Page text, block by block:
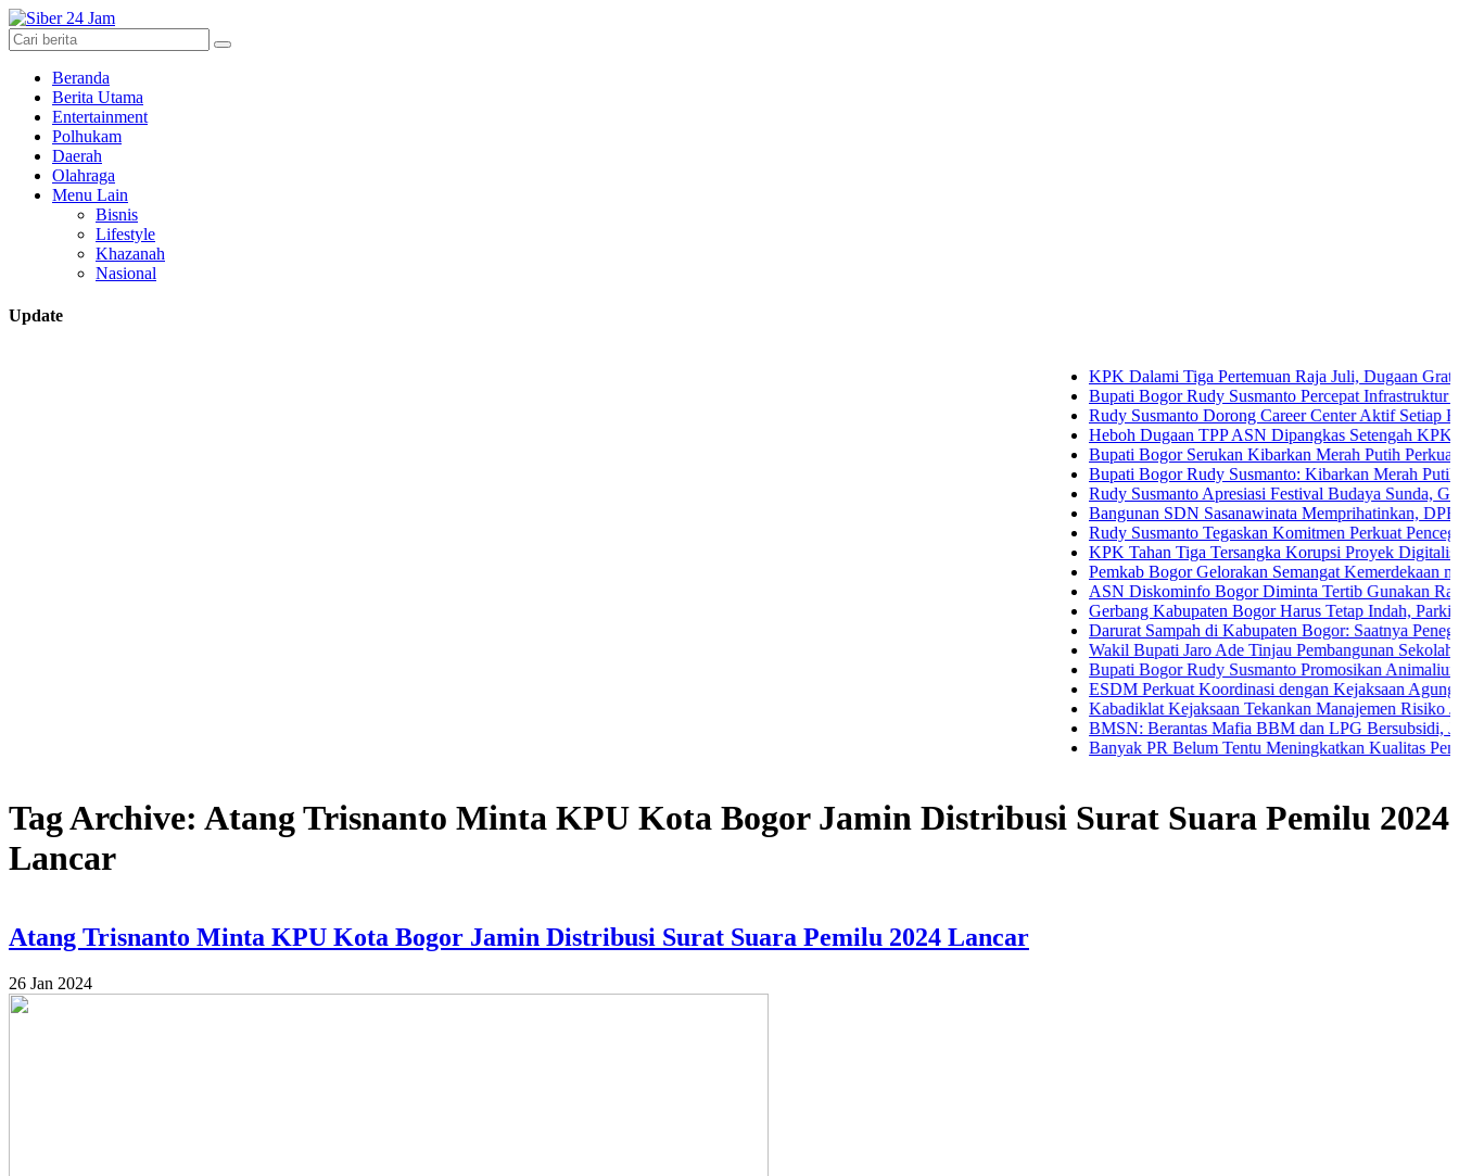
Beranda
Berita Utama
Entertainment
Polhukam
Daerah
Olahraga
Menu Lain
Bisnis
Lifestyle
Khazanah
Nasional
Update
KPK Dalami Tiga Pertemuan Raja Juli, Dugaan Gratifikasi
Bupati Bogor Rudy Susmanto Percepat Infrastruktur untuk
Rudy Susmanto Dorong Career Center Aktif Setiap Hari
Heboh Dugaan TPP ASN Dipangkas Setengah KPK Bidik
Bupati Bogor Serukan Kibarkan Merah Putih Perkuat
Bupati Bogor Rudy Susmanto: Kibarkan Merah Putih Wujud
Rudy Susmanto Apresiasi Festival Budaya Sunda, Guru
Bangunan SDN Sasanawinata Memprihatinkan, DPRD
Rudy Susmanto Tegaskan Komitmen Perkuat Pencegahan
KPK Tahan Tiga Tersangka Korupsi Proyek Digitalisasi
Pemkab Bogor Gelorakan Semangat Kemerdekaan melalui
ASN Diskominfo Bogor Diminta Tertib Gunakan Randis
Gerbang Kabupaten Bogor Harus Tetap Indah, Parkir Liar
Darurat Sampah di Kabupaten Bogor: Saatnya Penegakan
Wakil Bupati Jaro Ade Tinjau Pembangunan Sekolah Rakyat
Bupati Bogor Rudy Susmanto Promosikan Animalium
ESDM Perkuat Koordinasi dengan Kejaksaan Agung, Fokus
Kabadiklat Kejaksaan Tekankan Manajemen Risiko Jadi
BMSN: Berantas Mafia BBM dan LPG Bersubsidi, Jangan
Banyak PR Belum Tentu Meningkatkan Kualitas Pendidikan
Tag Archive: Atang Trisnanto Minta KPU Kota Bogor Jamin Distribusi Surat Suara Pemilu 2024
Lancar
Atang Trisnanto Minta KPU Kota Bogor Jamin Distribusi Surat Suara Pemilu 2024 Lancar
26 Jan 2024